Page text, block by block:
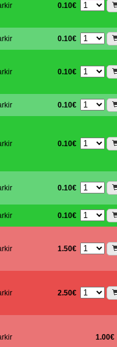
0.10€
0.10€
0.10€
0.10€
0.10€
0.10€
0.10€
1.50€
2.50€
1.00€